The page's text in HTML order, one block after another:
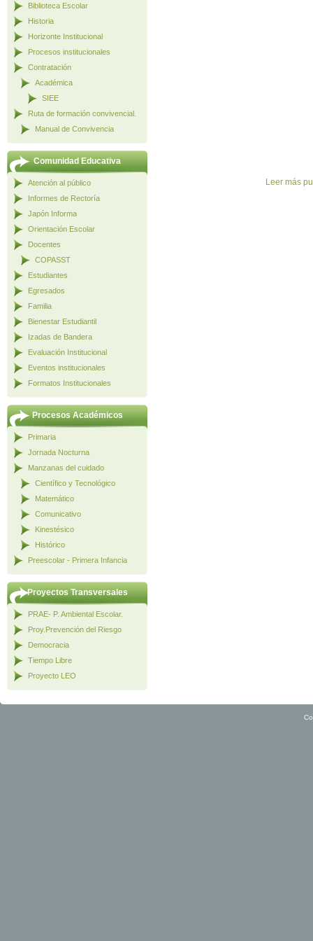
Biblioteca Escolar
Historia
Horizonte Institucional
Procesos institucionales
Contratación
Académica
SIEE
Ruta de formación convivencial.
Manual de Convivencia
Comunidad Educativa
Atención al público
Informes de Rectoría
Japón Informa
Orientación Escolar
Docentes
COPASST
Estudiantes
Egresados
Familia
Bienestar Estudiantil
Izadas de Bandera
Evaluación Institucional
Eventos institucionales
Formatos Institucionales
Procesos Académicos
Primaria
Jornada Nocturna
Manzanas del cuidado
Científico y Tecnológico
Matemático
Comunicativo
Kinestésico
Histórico
Preescolar - Primera Infancia
Proyectos Transversales
PRAE- P. Ambiental Escolar.
Proy.Prevención del Riesgo
Democracia
Tiempo Libre
Proyecto LEO
Leer más